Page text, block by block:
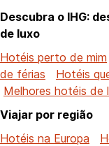
Descubra o IHG:
de luxo
Hotéis perto de mim
de férias
Hotéis
Melhores hotéis de
Viajar por região
Hotéis na Europa